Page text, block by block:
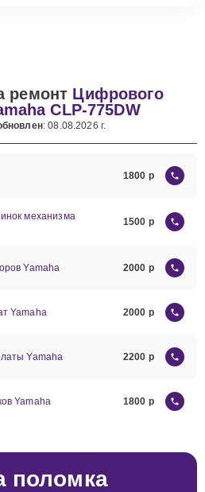
ремонт Цифрового
CLP-775DW
: 08.08.2026 г.
1800
механизма
1500
Yamaha 2000
Yamaha 2000
Yamaha 2200
Yamaha 1800
поломка